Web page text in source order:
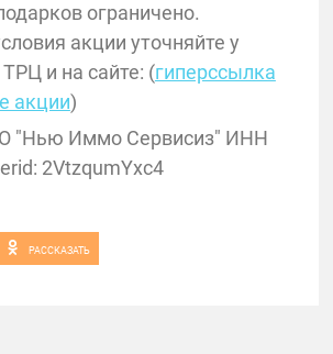
ограничено.
акции уточняйте у
и на сайте: (гиперссылка
акции)
"Нью Иммо Сервисиз" ИНН
2VtzqumYxc4
РАССКАЗАТЬ